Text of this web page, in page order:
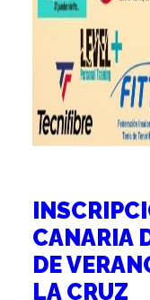
CANARIA
DE
LA CRUZ